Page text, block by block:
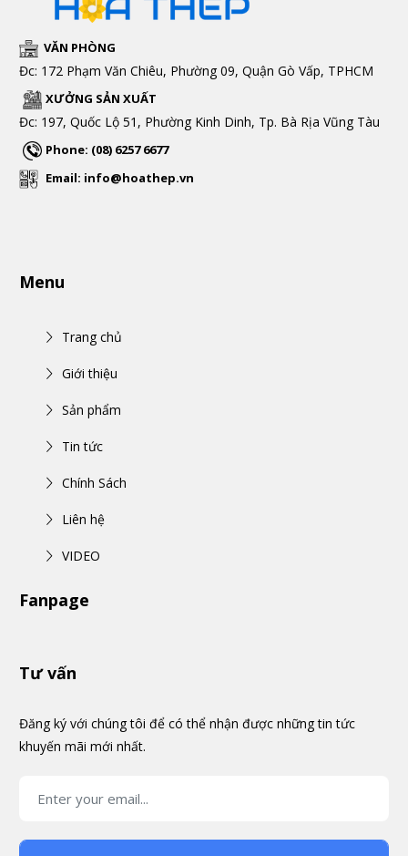
VĂN PHÒNG
Đc: 172 Phạm Văn Chiêu, Phường 09, Quận Gò Vấp, TPHCM
XƯỞNG SẢN XUẤT
Đc: 197, Quốc Lộ 51, Phường Kinh Dinh, Tp. Bà Rịa Vũng Tàu
Phone: (08) 6257 6677
Email: info@hoathep.vn
Menu
Trang chủ
Giới thiệu
Sản phẩm
Tin tức
Chính Sách
Liên hệ
VIDEO
Fanpage
Tư vấn
Đăng ký với chúng tôi để có thể nhận được những tin tức
khuyến mãi mới nhất.